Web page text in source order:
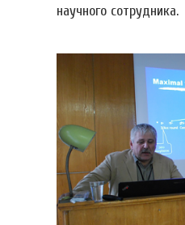
научного сотрудника.